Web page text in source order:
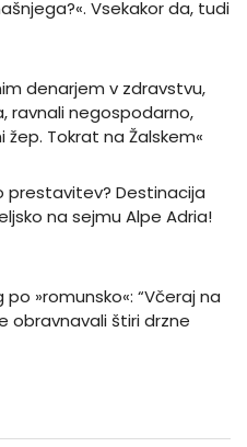
Vsekakor da, tudi
denarjem v zdravstvu,
ravnali negospodarno,
Tokrat na Žalskem«
prestavitev? Destinacija
na sejmu Alpe Adria!
»romunsko«: “Včeraj na
obravnavali štiri drzne